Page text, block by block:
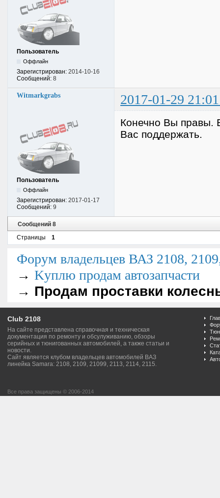
Пользователь
Оффлайн
Зарегистрирован: 2014-10-16
Сообщений: 8
Witmarkgrabs 2017-01-29
Пользователь
Оффлайн
Зарегистрирован: 2017-01-17
Сообщений: 9
Конечно Вы правы.
Вас поддержать.
Сообщений 8
Страницы
1
Форум владельцев ВАЗ 2108,
→ Kуплю продам автозапчасти
→ Продам проставки
Club 2108
На сайте представлена справочная и техническая
документация по ремонту и обсулуживанию, обзоры
серийных и тюнигованных автомобилей, а также статьи и
новости.
Сайт является клубом владельцев автомобилей ВАЗ
линейка Samara: 2108, 2109, 21099, 2113, 2114, 2115.
Все права защищены © 2006-2014